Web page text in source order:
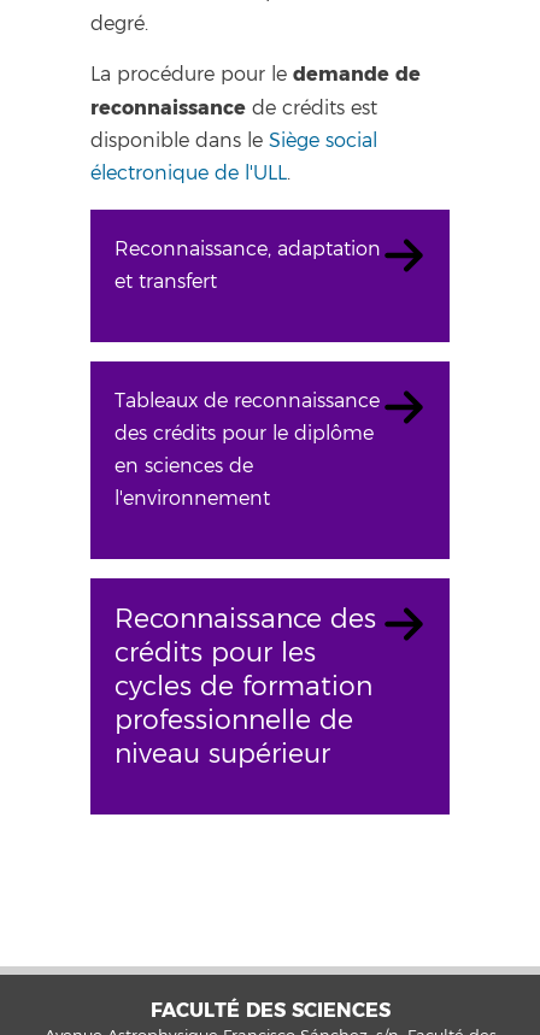
degré.
La procédure pour ledemande de
reconnaissance de crédits est
disponible dans leSiège social
électronique de l'ULL.
Reconnaissance, adaptation
et transfert
Tableaux de reconnaissance
des crédits pour le diplôme
en sciences de
l'environnement
Reconnaissance des
crédits pour les
cycles de formation
professionnelle de
niveau supérieur
FACULTÉ DES SCIENCES